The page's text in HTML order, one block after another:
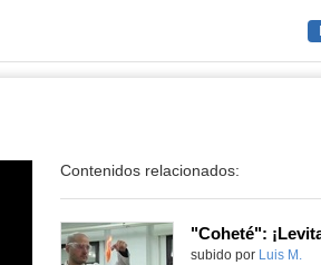
Contenidos relacionados:
Contenido educativo.
subido por Luis M.